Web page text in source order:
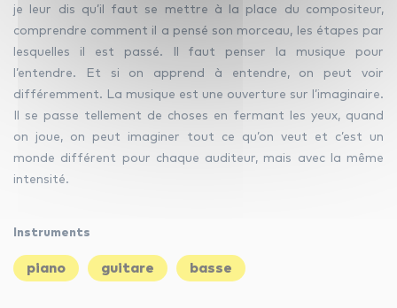
je leur dis qu’il faut se mettre à la place du compositeur,
comprendre comment il a pensé son morceau, les étapes par
lesquelles il est passé. Il faut penser la musique pour
l’entendre. Et si on apprend à entendre, on peut voir
différemment. La musique est une ouverture sur l’imaginaire.
Il se passe tellement de choses en fermant les yeux, quand
on joue, on peut imaginer tout ce qu’on veut et c’est un
monde différent pour chaque auditeur, mais avec la même
intensité.
Instruments
piano guitare basse